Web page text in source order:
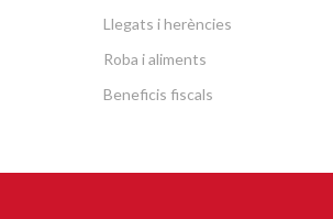
Llegats i herències
Roba i aliments
Beneficis fiscals